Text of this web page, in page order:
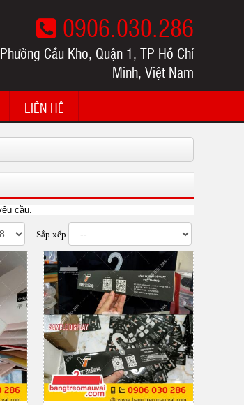
0906.030.286
Cầu Kho, Quận 1, TP Hồ Chí
Minh, Việt Nam
LIÊN HỆ
cầu.
- Sắp xếp